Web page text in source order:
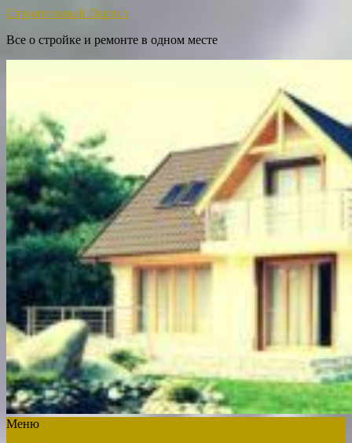
Строительный Портал
Все о стройке и ремонте в одном месте
Меню